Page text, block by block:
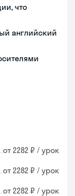
что
английский
от 2282 ₽ / урок
от 2282 ₽ / урок
от 2282 ₽ / урок